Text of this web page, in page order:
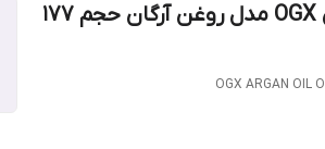
اسپری ضد حرارت اوجی ایکس OGX مدل روغن آرگان حجم 177
OGX ARGAN OIL